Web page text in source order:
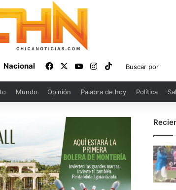
Nacional FacebookYouTubeInstagram
TikTok
Mundo Opinión Palabra de hoy Política